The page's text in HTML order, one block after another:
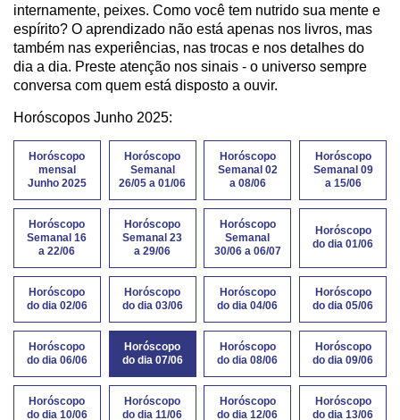
internamente, peixes. Como você tem nutrido sua mente e
espírito? O aprendizado não está apenas nos livros, mas
também nas experiências, nas trocas e nos detalhes do
dia a dia. Preste atenção nos sinais - o universo sempre
conversa com quem está disposto a ouvir.
Horóscopos Junho 2025:
Horóscopo
mensal
Junho 2025
Horóscopo
Semanal
26/05 a 01/06
Horóscopo
Semanal 02
a 08/06
Horóscopo
Semanal 09
a 15/06
Horóscopo
Semanal 16
a 22/06
Horóscopo
Semanal 23
a 29/06
Horóscopo
Semanal
30/06 a 06/07
Horóscopo
do dia 01/06
Horóscopo
do dia 02/06
Horóscopo
do dia 03/06
Horóscopo
do dia 04/06
Horóscopo
do dia 05/06
Horóscopo
do dia 06/06
Horóscopo
do dia 07/06
Horóscopo
do dia 08/06
Horóscopo
do dia 09/06
Horóscopo
do dia 10/06
Horóscopo
do dia 11/06
Horóscopo
do dia 12/06
Horóscopo
do dia 13/06